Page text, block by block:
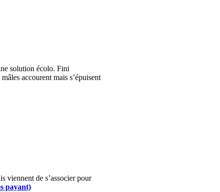
solution écolo. Fini
accourent mais s’épuisent
viennent de s’associer pour
payant)